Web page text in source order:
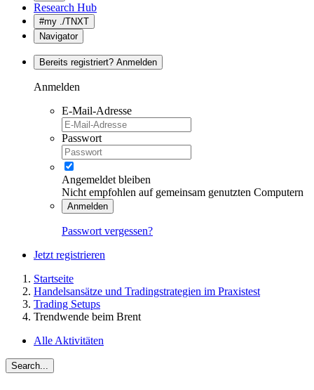
Research Hub
#my ./TNXT
Navigator
Bereits registriert? Anmelden
Anmelden
E-Mail-Adresse
Passwort
Angemeldet bleiben
Nicht empfohlen auf gemeinsam genutzten Computern
Anmelden
Passwort vergessen?
Jetzt registrieren
Startseite
Handelsansätze und Tradingstrategien im Praxistest
Trading Setups
Trendwende beim Brent
Alle Aktivitäten
Search...